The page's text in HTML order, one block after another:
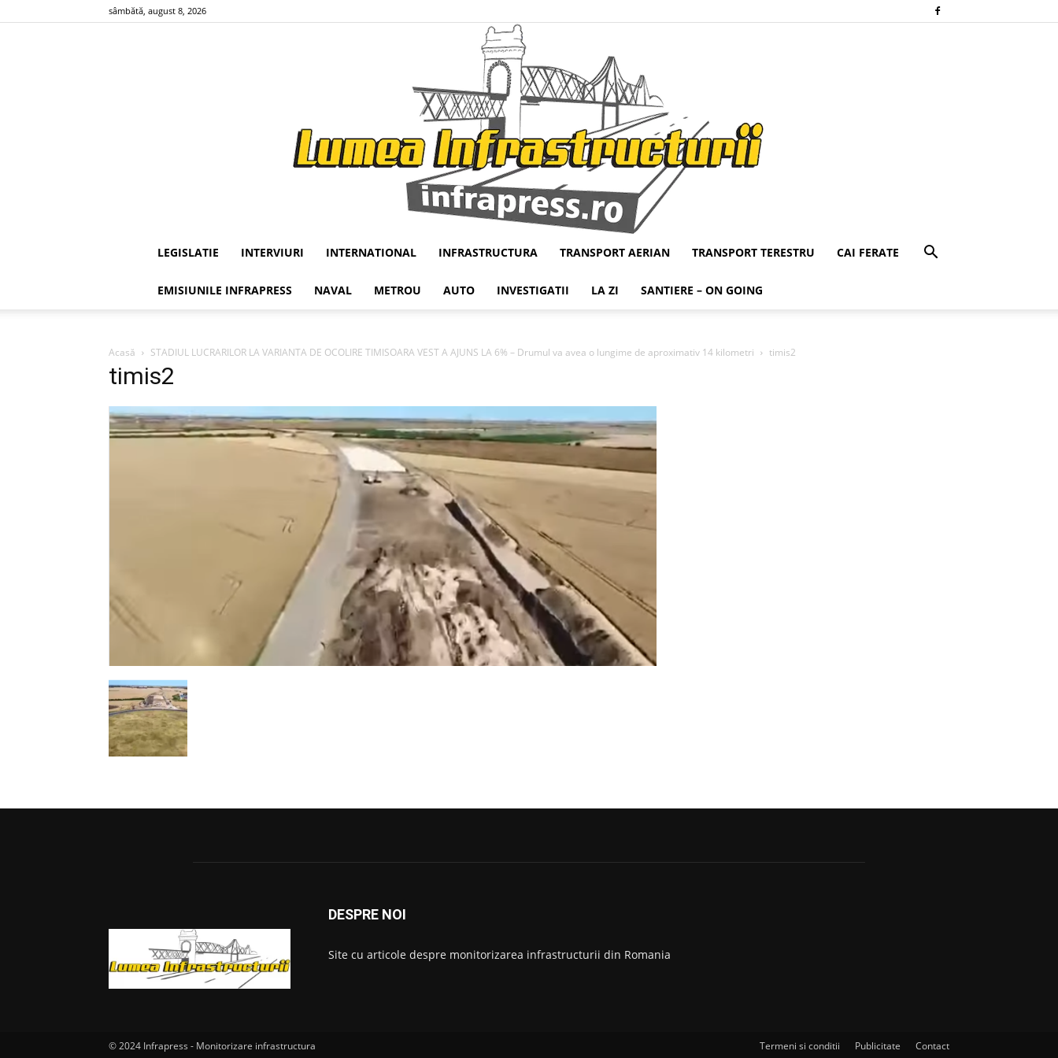
sâmbătă, august 8, 2026
Infrapress
LEGISLATIE INTERVIURI INTERNATIONAL INFRASTRUCTURA TRANSPORT AERIAN TRANSPORT TERESTRU CAI FERATE
EMISIUNILE INFRAPRESS NAVAL METROU AUTO INVESTIGATII LA ZI SANTIERE – ON GOING
Acasă STADIUL LUCRARILOR LA VARIANTA DE OCOLIRE TIMISOARA VEST A AJUNS LA 6% – Drumul va avea o lungime de aproximativ 14 kilometri timis2
timis2
DESPRE NOI
Site cu articole despre monitorizarea infrastructurii din Romania
Termeni si conditii Publicitate Contact
© 2024 Infrapress - Monitorizare infrastructura